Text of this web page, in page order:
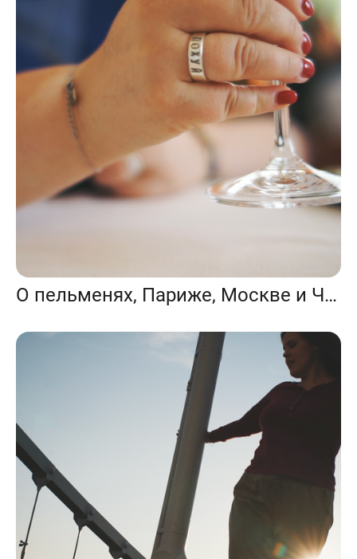
О пельменях, Париже, Москве и Чехове